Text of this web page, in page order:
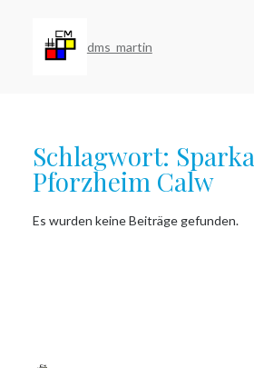
springen
dms_martin
Schlagwort:
Pforzheim Calw
Es wurden keine Beiträge gefunden.